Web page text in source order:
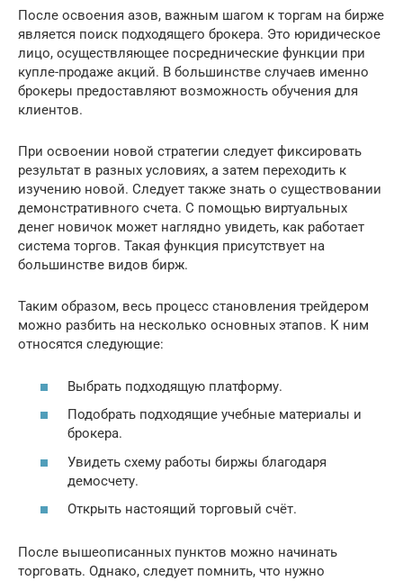
После освоения азов, важным шагом к торгам на бирже
является поиск подходящего брокера. Это юридическое
лицо, осуществляющее посреднические функции при
купле-продаже акций. В большинстве случаев именно
брокеры предоставляют возможность обучения для
клиентов.
При освоении новой стратегии следует фиксировать
результат в разных условиях, а затем переходить к
изучению новой. Следует также знать о существовании
демонстративного счета. С помощью виртуальных
денег новичок может наглядно увидеть, как работает
система торгов. Такая функция присутствует на
большинстве видов бирж.
Таким образом, весь процесс становления трейдером
можно разбить на несколько основных этапов. К ним
относятся следующие:
Выбрать подходящую платформу.
Подобрать подходящие учебные материалы и
брокера.
Увидеть схему работы биржы благодаря
демосчету.
Открыть настоящий торговый счёт.
После вышеописанных пунктов можно начинать
торговать. Однако, следует помнить, что нужно